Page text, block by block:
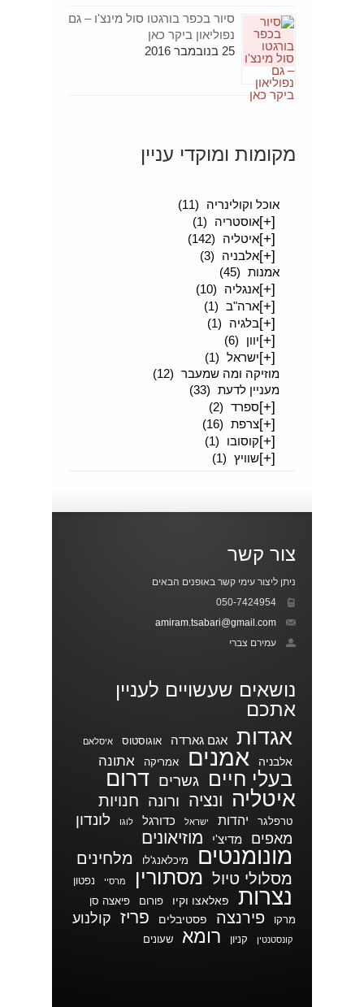
סיור בכפר בורגטו סול מינצ'ו – גם
נפוליאון ביקר כאן
25 בנובמבר 2016
מקומות ומוקדי עניין
אוכל וקולינריה
(11)
[+]אוסטריה (1)
[+]איטליה (142)
[+]אלבניה
(3)
אמנות (45)
[+]אנגליה (10)
[+]ארה"ב (1)
[+]בלגיה (1)
[+]יוון (6)
[+]ישראל (1)
מוזיקה ומה שמעבר (12)
מעניין לדעת (33)
[+]ספרד (2)
[+]צרפת (16)
[+]קוסובו (1)
[+]שוויץ (1)
צור קשר
ניתן ליצור עימי קשר באופנים הבאים
050-7424954
amiram.tsabari@gmail.com
עמירם צברי
נושאים שעשויים לעניין
אתכם
אגדות אגם גארדה אוגוסטוס איסלאם
אלבניה אמנים אמריקה אתונה
בעלי חיים גשרים דרום
איטליה
ונציה ורונה חנויות
טרפלגר יהדות ישראל כדורגל לוגו לונדון
מאפים מדיצ'י מוזיאונים
מונומנטים מיכלאנג'לו
מלחינים
מסלולי טיול מסתורין מרסיי נפטון
נצרות פאלאצו וקיו פורום
פיאצה סן
מרקו
פירנצה פסטיבלים פריז קולנוע
קונסטנטין קניון רומא שעונים